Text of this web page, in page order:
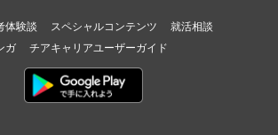
体験談 スペシャルコンテンツ
就活相談
ガ チアキャリアユーザーガイド